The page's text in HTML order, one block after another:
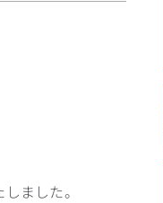
ました。